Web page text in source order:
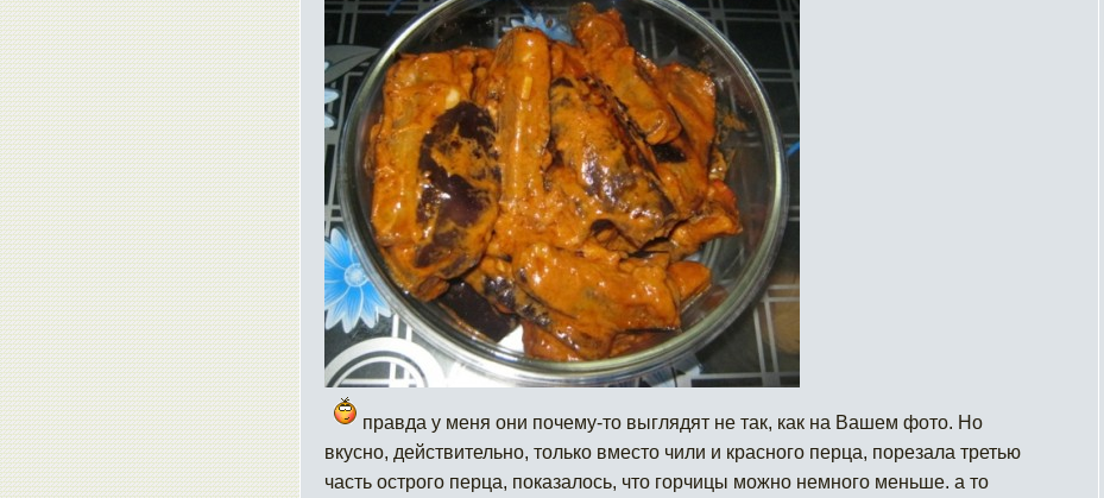
правда у меня они почему-то выглядят не так, как на Вашем фото. Но
вкусно, действительно, только вместо чили и красного перца, порезала третью
часть острого перца, показалось, что горчицы можно немного меньше. а то